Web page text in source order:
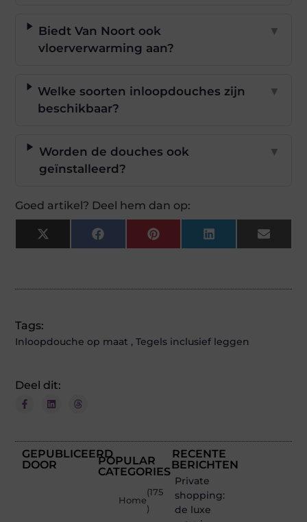
Biedt Van Noort ook
vloerverwarming aan?
▼
Welke soorten inloopdouches zijn
beschikbaar?
▼
Worden de douches ook
geïnstalleerd?
▼
Goed artikel? Deel hem dan op:
X
(Twitter)
FacebookPinterestLinkedInEmail
Tags:
Inloopdouche op maat ,Tegels inclusief leggen
Deel dit:
GEPUBLICEERD
DOOR
POPULAR
CATEGORIES
Home
(175
)
RECENTE
BERICHTEN
Private
shopping:
de luxe